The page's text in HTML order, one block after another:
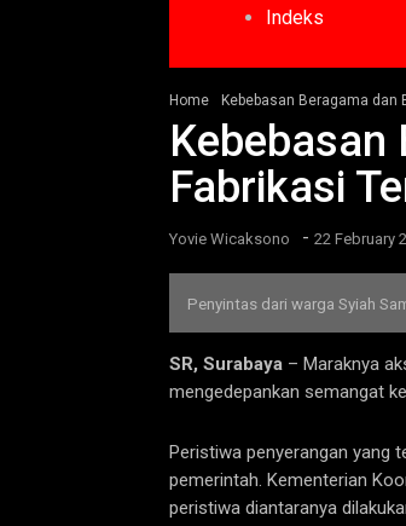
Indeks
Home Kebebasan Beragama dan
Kebebasan
Fabrikasi
Yovie Wicaksono - 22 February
Penyintas dari warga Syiah
SR, Surabaya – Maraknya
mengedepankan semangat
Peristiwa penyerangan yang
pemerintah. Kementerian
peristiwa diantaranya